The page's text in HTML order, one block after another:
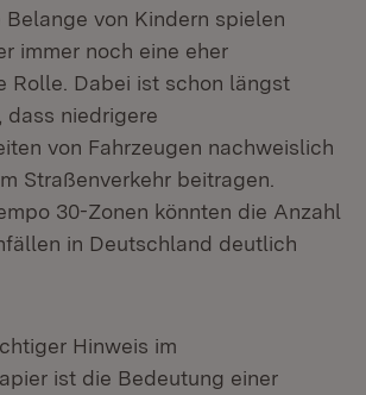
Belange von Kindern spielen
immer noch eine eher
Rolle. Dabei ist schon längst
dass niedrigere
von Fahrzeugen nachweislich
Straßenverkehr beitragen.
30-Zonen könnten die Anzahl
in Deutschland deutlich
Hinweis im
ist die Bedeutung einer